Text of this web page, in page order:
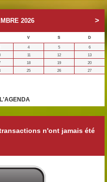
2026
V S
D
4 5
6
11 12
13
18 19
20
25 26
27
n'ont jamais été